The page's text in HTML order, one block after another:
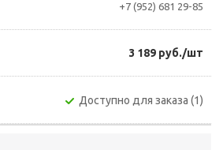
+7 (952) 681 29-85
3 189 руб./шт
Доступно для заказа (1)